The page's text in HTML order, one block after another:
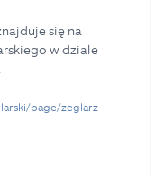
się na
w dziale
page/zeglarz-